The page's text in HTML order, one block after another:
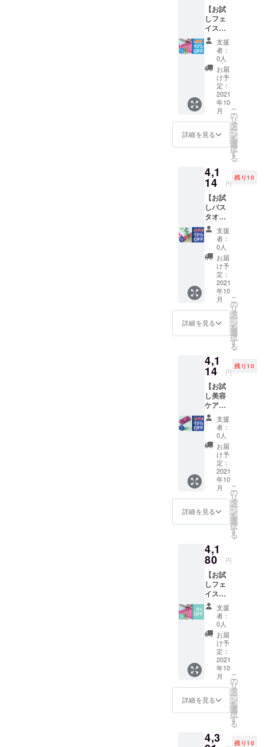
info@jogan.c
（税・
送料込
み） ※
フェイ
スタオ
ルの色
は2色か
らお選
びいた
だけま
す。 ※
ご注文
状況、
使用部
造工程
上の都
合等に
より出
荷時期
が遅れ
る場合
があり
ます。
【お試
しフェ
イスタ
オル4枚
セッ
ト】 ・
フェイ
スタオ
ル4枚
・正規
価格
4400円
（税・
送料込
み）
→【早
10％OF
F】
3960円
（税・
送料込
み） ※
フェイ
スタオ
ルの色
は2色か
らお選
びいた
だけま
す。 ※
ご注文
状況、
使用部
造工程
上の都
合等に
より出
荷時期
が遅れ
る場合
があり
ます。
支援
者：
0人
お届
け予
定：
2021
年10
月
詳細を見る
こ
の
リ
タ
ー
ン
を
選
択
す
る
4,1
14 円
残り10
【お試
しバス
タオル2
枚セッ
ト】 ・
バスタ
オル×2
枚 ・正
規価格
4840円
（税・
送料込
み）
→【15
％OFF
】4114
（税・
送料込
み） ※
バスタ
オルの
色は2色
からお
選びい
ただけ
ます。
※ご注文
状況、
使用部
材の供
給状
況、製
造工程
荷時期
が遅れ
る場合
があり
ます。
支援
者：
0人
お届
け予
定：
2021
年10
月
詳細を見る
こ
の
リ
タ
ー
ン
を
選
択
す
る
4,1
14 円
残り10
【お試
し美容
ケア
セッ
ト】 ・
ヘアケ
アタオ
ル×2
ターバ
ン×１
・正規
価格
4840円
（税・
送料込
み）
早割
15％OF
F】
4114円
（税・
送料込
み） ※
ヘアケ
アタオ
ルと
ターバ
ンの色
は2色か
らお選
びいた
だけま
す。 ※
材の供
支援
者：
0人
お届
け予
定：
2021
年10
月
詳細を見る
こ
の
リ
タ
ー
ン
を
選
択
す
る
4,1
80 円
【お試
しフェ
イスタ
オル4枚
セッ
ト】 ・
フェイ
スタオ
ル4枚
・正規
価格
4400円
（税・
送料込
み）
→【5％
4180 円
支援
者：
0人
お届
け予
定：
2021
年10
月
詳細を見る
こ
の
リ
タ
ー
ン
を
選
択
す
る
4,3 残り10